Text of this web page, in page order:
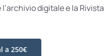
digitale e la Rivista
a 250€